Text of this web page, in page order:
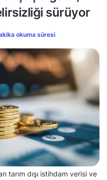
sürüyor
okuma süresi
tarım dışı istihdam verisi ve